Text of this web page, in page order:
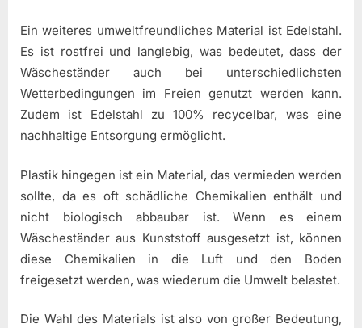
Ein weiteres umweltfreundliches Material ist Edelstahl.
Es ist rostfrei und langlebig, was bedeutet, dass der
Wäscheständer auch bei unterschiedlichsten
Wetterbedingungen im Freien genutzt werden kann.
Zudem ist Edelstahl zu 100% recycelbar, was eine
nachhaltige Entsorgung ermöglicht.
Plastik hingegen ist ein Material, das vermieden werden
sollte, da es oft schädliche Chemikalien enthält und
nicht biologisch abbaubar ist. Wenn es einem
Wäscheständer aus Kunststoff ausgesetzt ist, können
diese Chemikalien in die Luft und den Boden
freigesetzt werden, was wiederum die Umwelt belastet.
Die Wahl des Materials ist also von großer Bedeutung,